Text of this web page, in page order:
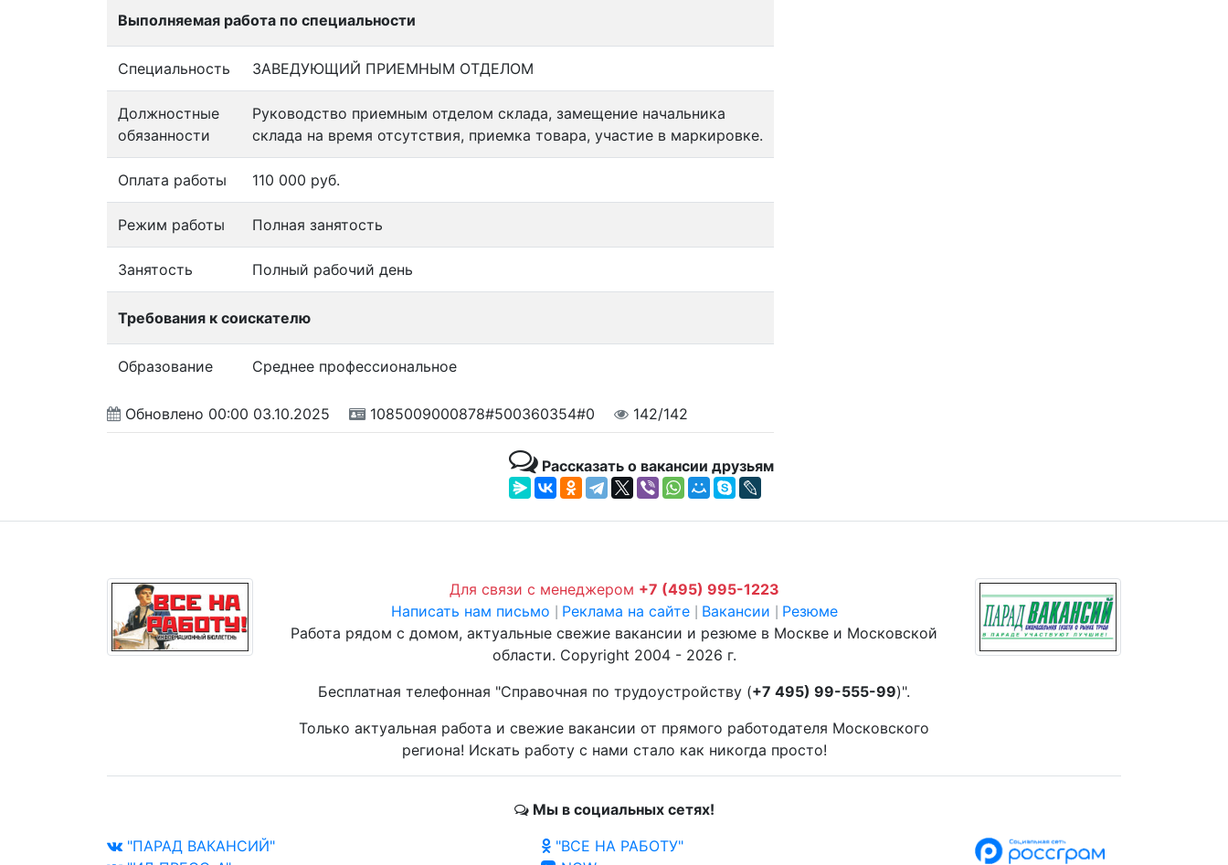
Выполняемая работа по специальности
Специальность ЗАВЕДУЮЩИЙ ПРИЕМНЫМ ОТДЕЛОМ
Должностные
обязанности
Руководство приемным отделом склада, замещение начальника
склада на время отсутствия, приемка товара, участие в маркировке.
Оплата работы 110 000 руб.
Режим работы Полная занятость
Занятость Полный рабочий день
Требования к соискателю
Образование Среднее профессиональное
Обновлено 00:00 03.10.2025 1085009000878#500360354#0 142/142
Рассказать о вакансии друзьям
Для связи с менеджером +7 (495) 995-1223
Написать нам письмо
Реклама на сайте Вакансии
Резюме
Работа рядом с домом, актуальные свежие вакансии и резюме в Москве и Московской
области. Copyright 2004 - 2026 г.
Бесплатная телефонная "Справочная по трудоустройству (+7 495) 99-555-99)".
Только актуальная работа и свежие вакансии от прямого работодателя Московского
региона! Искать работу с нами стало как никогда просто!
Мы в социальных сетях!
"ПАРАД ВАКАНСИЙ"
"ВСЕ НА РАБОТУ"